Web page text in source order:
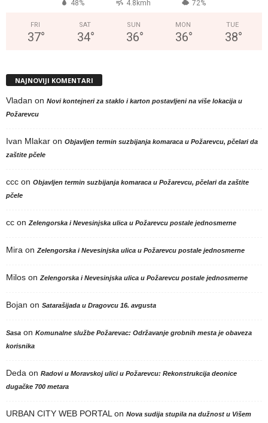
48% 4.8kmh 72%
FRI
37°
SAT
34°
SUN
36°
MON
36°
TUE
38°
NAJNOVIJI KOMENTARI
Vladan on Novi kontejneri za staklo i karton postavljeni na više lokacija u
Požarevcu
Ivan Mlakar on Objavljen termin suzbijanja komaraca u Požarevcu, pčelari da
zaštite pčele
ccc on Objavljen termin suzbijanja komaraca u Požarevcu, pčelari da zaštite
pčele
cc on Zelengorska i Nevesinjska ulica u Požarevcu postale jednosmerne
Mira on Zelengorska i Nevesinjska ulica u Požarevcu postale jednosmerne
Milos on Zelengorska i Nevesinjska ulica u Požarevcu postale jednosmerne
Bojan on Satarašijada u Dragovcu 16. avgusta
Sasa on Komunalne službe Požarevac: Održavanje grobnih mesta je obaveza
korisnika
Deda on Radovi u Moravskoj ulici u Požarevcu: Rekonstrukcija deonice
dugačke 700 metara
URBAN CITY WEB PORTAL on Nova sudija stupila na dužnost u Višem